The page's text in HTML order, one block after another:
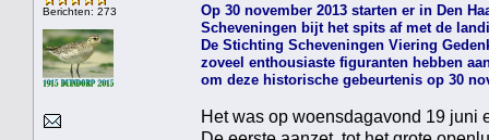
Berichten: 273
Op 30 november 2013 starten er in Den
Scheveningen bijt het spits af met de
De Stichting Scheveningen Viering
zoveel enthousiaste figuranten hebben
om deze historische gebeurtenis op 30
Het was op woensdagavond 19 juni